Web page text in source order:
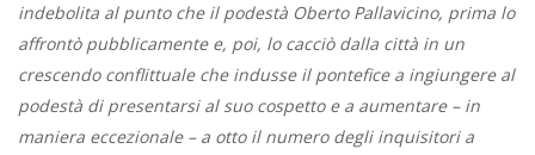
indebolita al punto che il podestà Oberto Pallavicino, prima lo
affrontò pubblicamente e, poi, lo cacciò dalla città in un
crescendo conflittuale che indusse il pontefice a ingiungere al
podestà di presentarsi al suo cospetto e a aumentare – in
maniera eccezionale – a otto il numero degli inquisitori a